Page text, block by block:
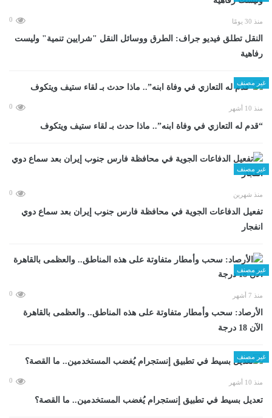
منذ 30 يومًا 0
​النقل تطلق فيديو جراف: الطرق ووسائل النقل "شرايين تنمية" وليست
رفاهية
غير مصنف
منذ 10 أشهر 0
“قدم له التعازي في وفاة ابنه”.. ماذا حدث بـ لقاء ستيف ويتكوف
غير مصنف
منذ شهرين 0
تفعيل الدفاعات الجوية في محافظة فارس جنوب إيران بعد سماع دوي
انفجار
غير مصنف
منذ 7 أشهر 0
الأرصاد: سحب وأمطار متفاوتة على هذه المناطق.. والعظمى بالقاهرة
الآن 18 درجة
غير مصنف
منذ 10 أشهر 0
تعديل بسيط في تطبيق إنستجرام يُغضب المستخدمين.. ما القصة؟